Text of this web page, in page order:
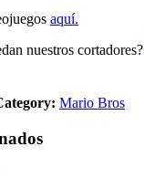
aquí.
nuestros cortadores?
Mario Bros